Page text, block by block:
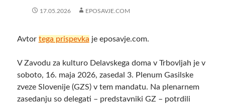
17.05.2026 EPOSAVJE.COM
Avtor tega prispevka je eposavje.com.
V Zavodu za kulturo Delavskega doma v Trbovljah je v
soboto, 16. maja 2026, zasedal 3. Plenum Gasilske
zveze Slovenije (GZS) v tem mandatu. Na plenarnem
zasedanju so delegati – predstavniki GZ – potrdili